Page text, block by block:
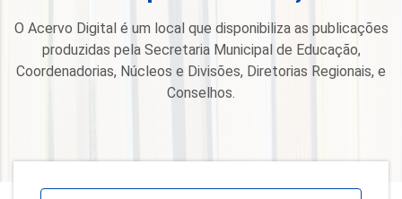
O Acervo Digital é um local que disponibiliza as publicações
produzidas pela Secretaria Municipal de Educação,
Coordenadorias, Núcleos e Divisões, Diretorias Regionais, e
Conselhos.